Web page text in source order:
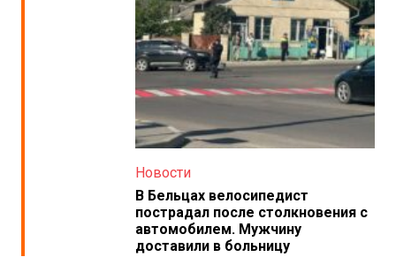
Новости
В Бельцах велосипедист
пострадал после столкновения с
автомобилем. Мужчину
доставили в больницу